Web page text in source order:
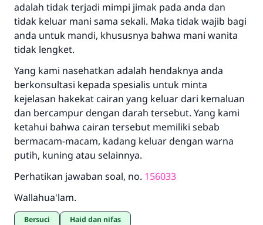
adalah tidak terjadi mimpi jimak pada anda dan
tidak keluar mani sama sekali. Maka tidak wajib bagi
anda untuk mandi, khususnya bahwa mani wanita
tidak lengket.
Yang kami nasehatkan adalah hendaknya anda
berkonsultasi kepada spesialis untuk minta
kejelasan hakekat cairan yang keluar dari kemaluan
dan bercampur dengan darah tersebut. Yang kami
ketahui bahwa cairan tersebut memiliki sebab
bermacam-macam, kadang keluar dengan warna
putih, kuning atau selainnya.
Perhatikan jawaban soal, no. 156033
Wallahua'lam.
Bersuci haid dan nifas